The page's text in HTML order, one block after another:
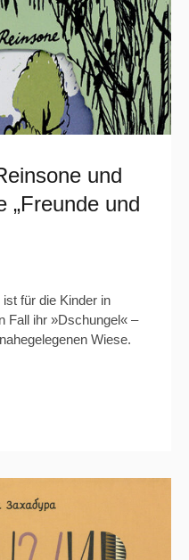
und
„Freunde und
für die Kinder in
Fall ihr »Dschungel« –
Wiese.